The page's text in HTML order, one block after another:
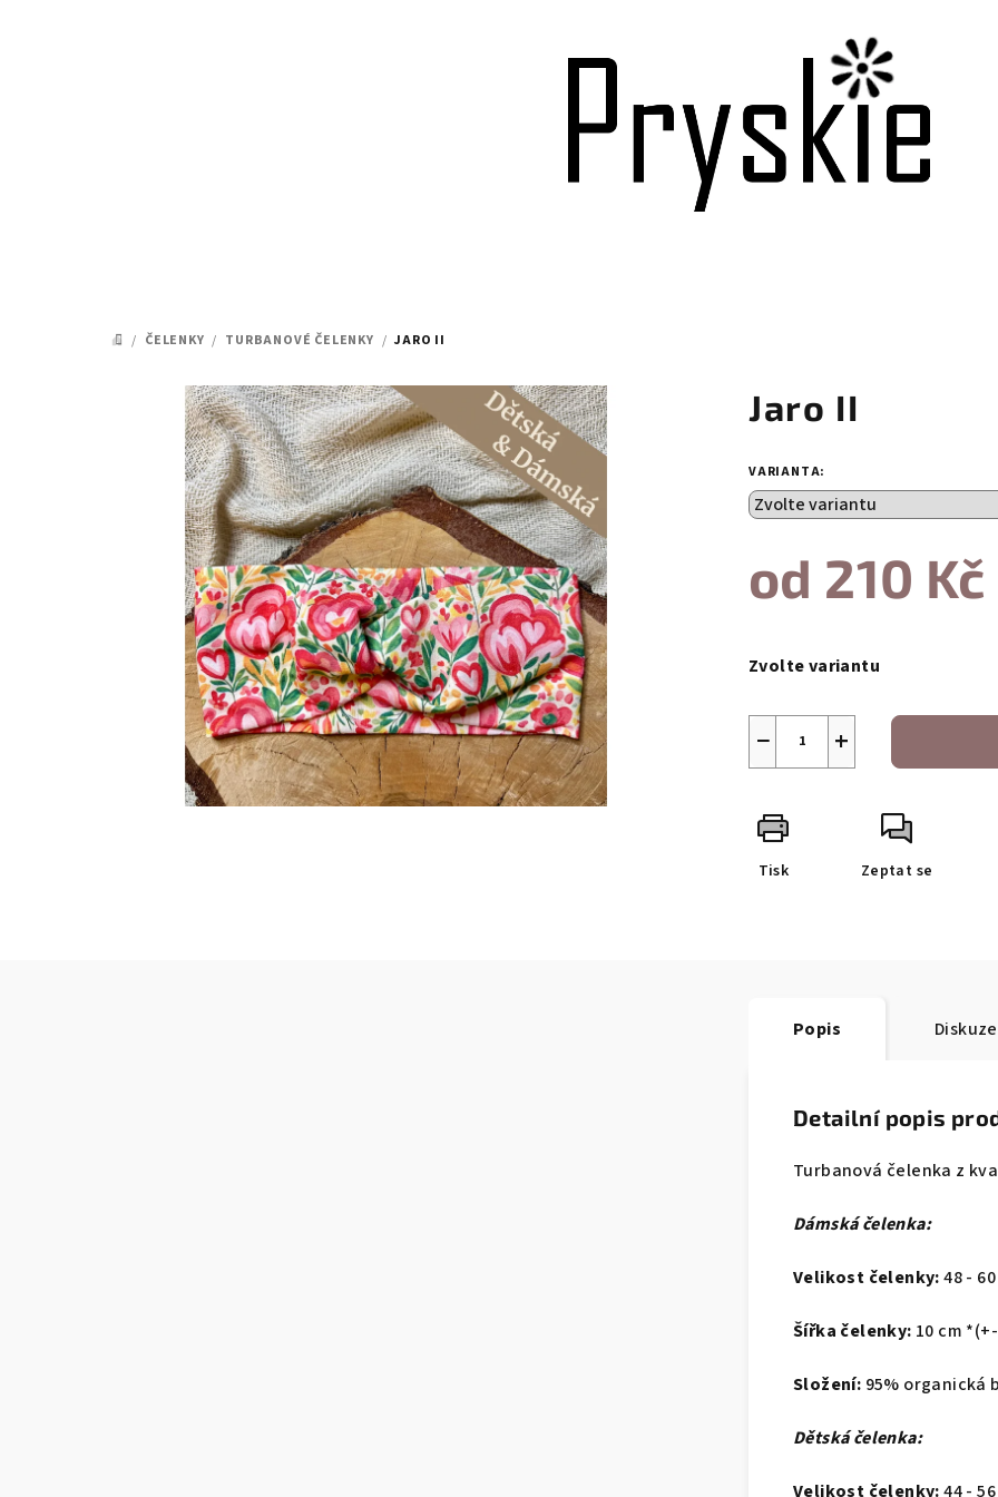
DOMŮ
/ ČELENKY / TURBANOVÉ ČELENKY / JARO II
Jaro II
VARIANTA:
od 210 Kč
cena:
Zvolte variantu
+
−
Tisk Zeptat se
Popis Diskuze
Detailní popis
Turbanová čelenka z
Dámská čelenka:
Velikost čelenky:48-
Šířka čelenky: 10 cm
Složení: 95% organická
Dětská čelenka:
Velikost čelenky:44-